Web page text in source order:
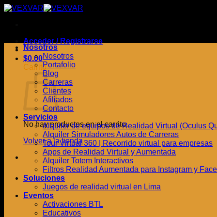
Saltar
Acceder / Registrarse
$0.00
Carrito
No hay productos en el carrito.
Volver a la tienda
Nosotros
Nosotros
Portafolio
Blog
Carreras
Clientes
Afiliados
Contacto
Servicios
Alquiler de equipos de Realidad Virtual (Oculus
Alquiler Simuladores Autos de Carreras
Tour Virtual 360 | Recorrido virtual para empresas
Apps de Realidad Virtual y Aumentada
Alquiler Totem Interactivos
Filtros Realidad Aumentada para Instagram y
Soluciones
Juegos de realidad virtual en Lima
Eventos
Activaciones BTL
Educativos